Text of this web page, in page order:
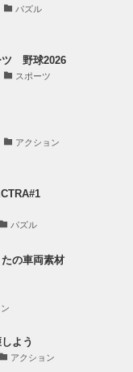
パズル
ツ 野球2026
スポーツ
アクション
パズル
の車両素材
よう
アクション